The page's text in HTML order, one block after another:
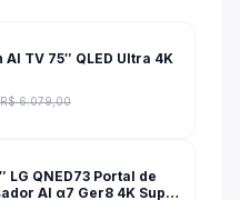
TV 75″ QLED Ultra 4K
R$ 6.079,00
LG QNED73 Portal de
AI α7 Ger8 4K Super